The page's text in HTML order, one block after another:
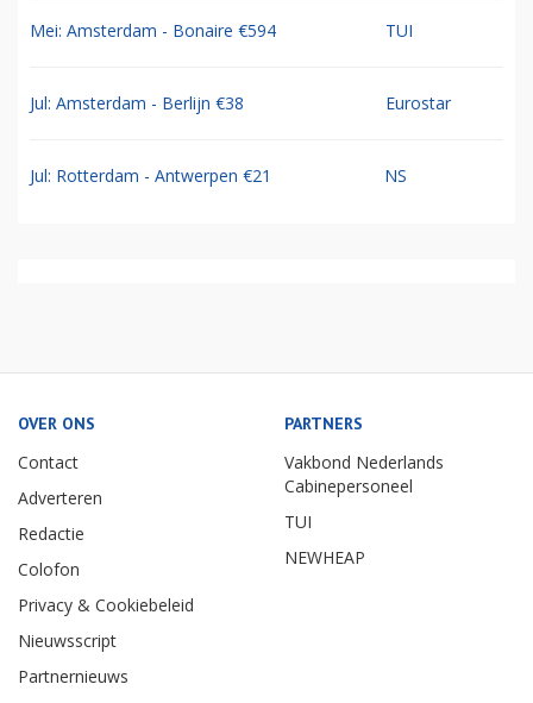
Mei: Amsterdam - Bonaire €594 TUI
Jul: Amsterdam - Berlijn €38 Eurostar
Jul: Rotterdam - Antwerpen €21 NS
OVER ONS
Contact
Adverteren
Redactie
Colofon
Privacy & Cookiebeleid
Nieuwsscript
Partnernieuws
PARTNERS
Vakbond Nederlands
Cabinepersoneel
TUI
NEWHEAP